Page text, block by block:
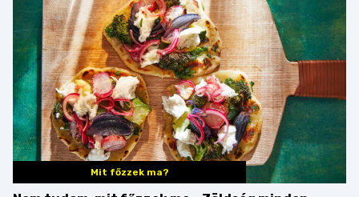
Mit főzzek ma?